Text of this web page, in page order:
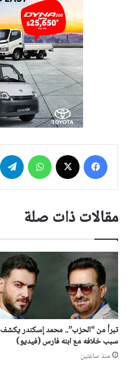
فيسبوك واتساب
مقالات ذات صلة
تبرأ من “الحزب”.. محمد إسكندر يكشف
سبب خلافه مع ابنه فارس (فيديو)
منذ ساعتين